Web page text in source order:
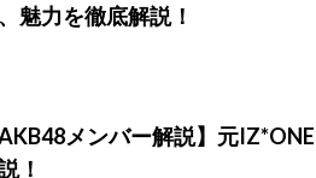
魅力を徹底解説！
メンバー解説】元
！